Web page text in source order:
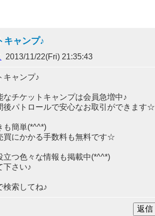
キャンプ♪
2013/11/22(Fri) 21:35:43
キャンプ♪
チケットキャンプは会員急増中♪
後パトロールで安心なお取引ができます☆
も簡単(*^^*)
買にかかる手数料も無料です☆
立つ色々な情報も掲載中(*^^*)
下さい♪
検索してね♪